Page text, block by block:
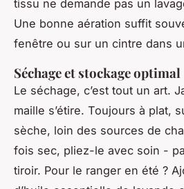
tissu ne demande pas un
Une bonne aération suffit
fenêtre ou sur un cintre dans
Séchage et stockage optimal
Le séchage, c’est tout un art.
maille s’étire. Toujours à plat,
sèche, loin des sources de
fois sec, pliez-le avec soin -
tiroir. Pour le ranger en été ?